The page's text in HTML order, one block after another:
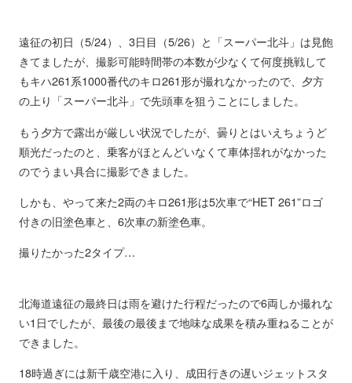
遠征の初日（5/24）、3日目（5/26）と「スーパー北斗」は見飽
きてましたが、撮影可能時間帯の本数が少なくて何度挑戦して
もキハ261系1000番代のキロ261形が撮れなかったので、夕方
の上り「スーパー北斗」で先頭車を狙うことにしました。
もう夕方で露出が厳しい状況でしたが、曇りとはいえちょうど
順光だったのと、乗客がほとんどいなくて車体揺れがなかった
のでうまい具合に撮影できました。
しかも、やって来た2両のキロ261形は5次車で“HET 261”ロゴ
付きの旧塗色車と、6次車の新塗色車。
撮りたかった2タイプ…
北海道遠征の最終日は雨を避けた行程だったので6両しか撮れな
い1日でしたが、最後の最後まで地味な成果を積み重ねることが
できました。
18時過ぎには新千歳空港に入り、成田行きの遅いジェットスタ